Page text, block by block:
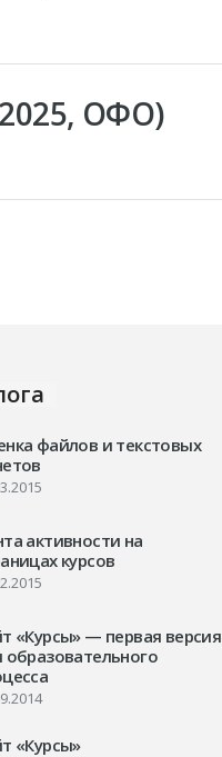
ОФО)
файлов и текстовых
активности на
курсов
«Курсы» — первая версия
образовательного
«Курсы»